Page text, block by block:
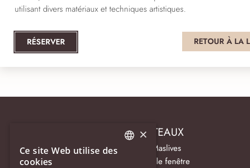
utilisant divers matériaux et techniques artistiques.
RÉSERVER RETOUR À LA
HÔTEL LA CLEF DES CHÂTEAUX
14 rue de Chambord, 41250 Maslives
Ouvrir la carte dans une nouvelle fenêtre
×
Ce site Web utilise des
cookies